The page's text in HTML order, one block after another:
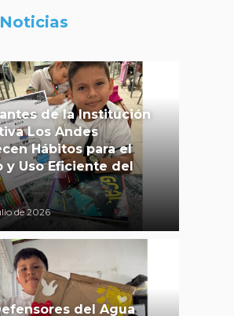
de la Institución
Los Andes
Hábitos para el
y Uso Eficiente del
de 2026
del Agua